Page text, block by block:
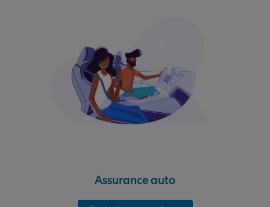
Assurance auto